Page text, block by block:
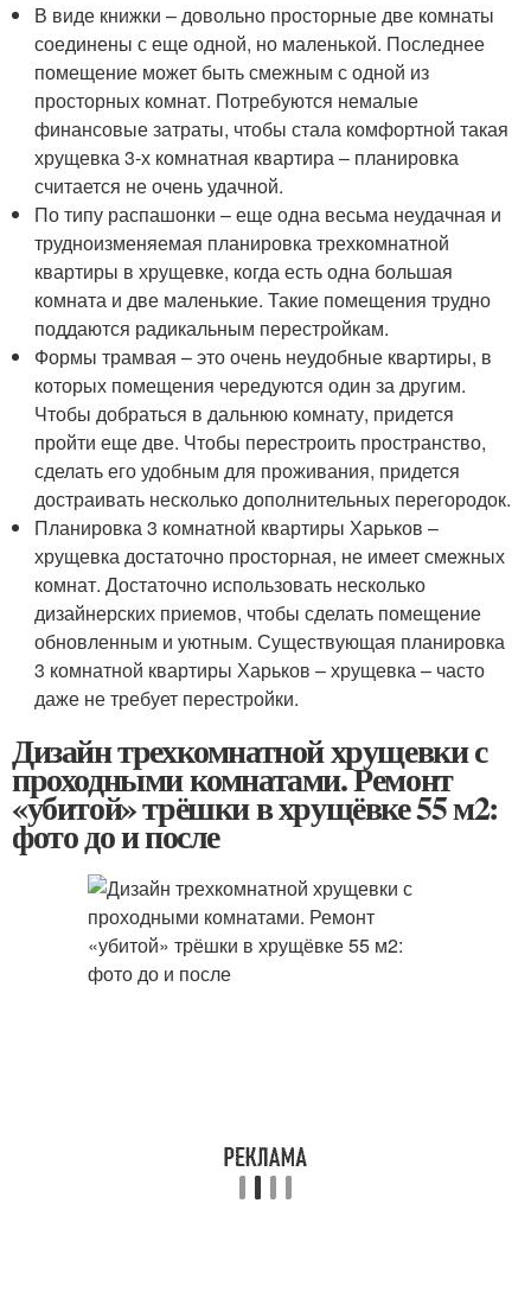
В виде книжки – довольно просторные две комнаты
соединены с еще одной, но маленькой. Последнее
помещение может быть смежным с одной из
просторных комнат. Потребуются немалые
финансовые затраты, чтобы стала комфортной такая
хрущевка 3-х комнатная квартира – планировка
считается не очень удачной.
По типу распашонки – еще одна весьма неудачная и
трудноизменяемая планировка трехкомнатной
квартиры в хрущевке, когда есть одна большая
комната и две маленькие. Такие помещения трудно
поддаются радикальным перестройкам.
Формы трамвая – это очень неудобные квартиры, в
которых помещения чередуются один за другим.
Чтобы добраться в дальнюю комнату, придется
пройти еще две. Чтобы перестроить пространство,
сделать его удобным для проживания, придется
достраивать несколько дополнительных перегородок.
Планировка 3 комнатной квартиры Харьков –
хрущевка достаточно просторная, не имеет смежных
комнат. Достаточно использовать несколько
дизайнерских приемов, чтобы сделать помещение
обновленным и уютным. Существующая планировка
3 комнатной квартиры Харьков – хрущевка – часто
даже не требует перестройки.
Дизайн трехкомнатной хрущевки с
проходными комнатами. Ремонт
«убитой» трёшки в хрущёвке 55 м2:
фото до и после